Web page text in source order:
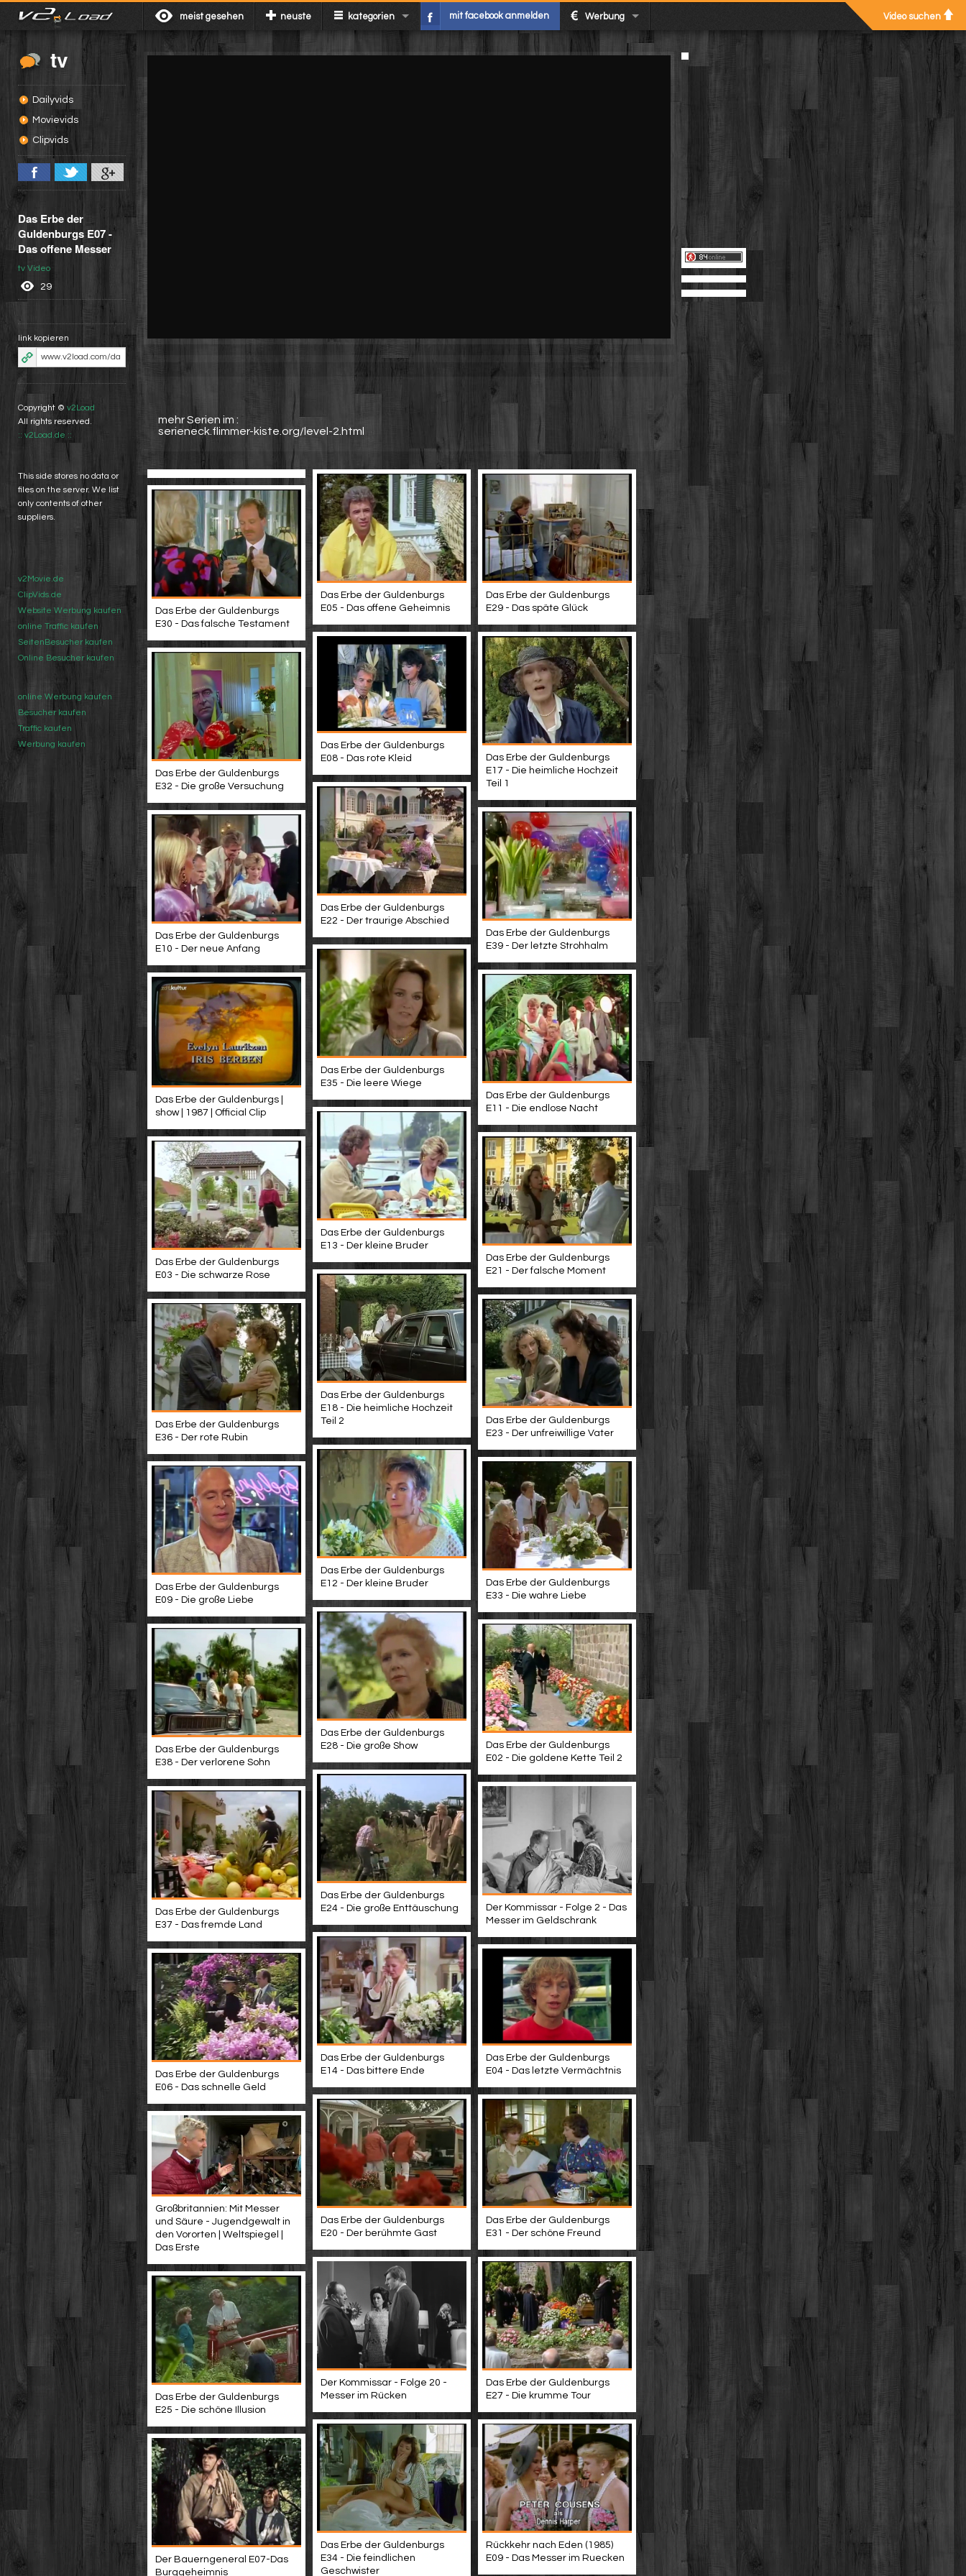
meist gesehen neuste kategorien mit facebook anmelden Werbung Video suchen
tv
Dailyvids
Movievids
Clipvids
Das Erbe der
Guldenburgs E07 -
Das offene Messer
tv Video
29
link kopieren
Copyright © v2Load
All rights reserved.
:: v2Load.de ::
This side stores no data or
files on the server. We list
only contents of other
suppliers.
v2Movie.de
ClipVids.de
Website Werbung kaufen
online Traffic kaufen
SeitenBesucher kaufen
Online Besucher kaufen
online Werbung kaufen
Besucher kaufen
Traffic kaufen
Werbung kaufen
mehr Serien im :
serieneck.flimmer-kiste.org/level-2.html
Das Erbe der Guldenburgs
E05 - Das offene Geheimnis
Das Erbe der Guldenburgs
E29 - Das späte Glück
Das Erbe der Guldenburgs
E30 - Das falsche Testament
Das Erbe der Guldenburgs
E08 - Das rote Kleid
Das Erbe der Guldenburgs
E17 - Die heimliche Hochzeit
Teil 1
Das Erbe der Guldenburgs
E32 - Die große Versuchung
Das Erbe der Guldenburgs
E22 - Der traurige Abschied
Das Erbe der Guldenburgs
E39 - Der letzte Strohhalm
Das Erbe der Guldenburgs
E10 - Der neue Anfang
Das Erbe der Guldenburgs
E35 - Die leere Wiege
Das Erbe der Guldenburgs
E11 - Die endlose Nacht
Das Erbe der Guldenburgs |
show | 1987 | Official Clip
Das Erbe der Guldenburgs
E13 - Der kleine Bruder
Das Erbe der Guldenburgs
E21 - Der falsche Moment
Das Erbe der Guldenburgs
E03 - Die schwarze Rose
Das Erbe der Guldenburgs
E18 - Die heimliche Hochzeit
Teil 2
Das Erbe der Guldenburgs
E23 - Der unfreiwillige Vater
Das Erbe der Guldenburgs
E36 - Der rote Rubin
Das Erbe der Guldenburgs
E12 - Der kleine Bruder
Das Erbe der Guldenburgs
E33 - Die wahre Liebe
Das Erbe der Guldenburgs
E09 - Die große Liebe
Das Erbe der Guldenburgs
E28 - Die große Show
Das Erbe der Guldenburgs
E02 - Die goldene Kette Teil 2
Das Erbe der Guldenburgs
E38 - Der verlorene Sohn
Das Erbe der Guldenburgs
E24 - Die große Enttäuschung
Der Kommissar - Folge 2 - Das
Messer im Geldschrank
Das Erbe der Guldenburgs
E37 - Das fremde Land
Das Erbe der Guldenburgs
E14 - Das bittere Ende
Das Erbe der Guldenburgs
E04 - Das letzte Vermächtnis
Das Erbe der Guldenburgs
E06 - Das schnelle Geld
Das Erbe der Guldenburgs
E20 - Der berühmte Gast
Das Erbe der Guldenburgs
E31 - Der schöne Freund
Großbritannien: Mit Messer
und Säure - Jugendgewalt in
den Vororten | Weltspiegel |
Das Erste
Der Kommissar - Folge 20 -
Messer im Rücken
Das Erbe der Guldenburgs
E27 - Die krumme Tour
Das Erbe der Guldenburgs
E25 - Die schöne Illusion
Das Erbe der Guldenburgs
E34 - Die feindlichen
Geschwister
Rückkehr nach Eden (1985)
E09 - Das Messer im Ruecken
Der Bauerngeneral E07-Das
Burggeheimnis